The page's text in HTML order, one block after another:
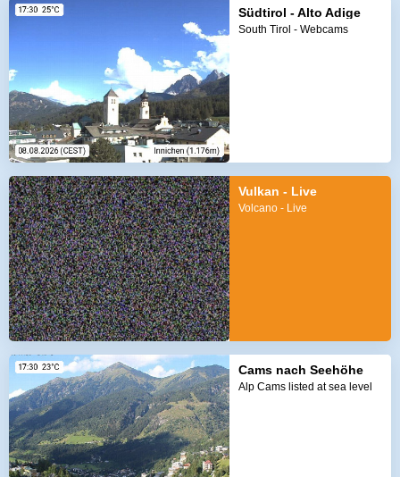
Südtirol - Alto Adige
South Tirol - Webcams
Vulkan - Live
Volcano - Live
Cams nach Seehöhe
Alp Cams listed at sea level